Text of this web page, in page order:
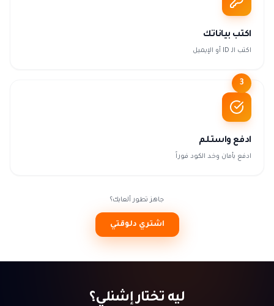
اكتب بياناتك
اكتب الـ ID أو الإيميل
3
ادفع واستلم
ادفع بأمان وخد الكود فوراً
جاهز تطور ألعابك؟
اشتري دلوقتي
ليه تختار إشنلي؟